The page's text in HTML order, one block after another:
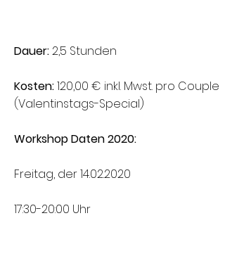
Dauer:2,5 Stunden
Kosten:120,00 € inkl. Mwst. pro Couple
(Valentinstags-Special)
Workshop Daten 2020:
Freitag, der14.02.2020
17:30-20:00 Uhr